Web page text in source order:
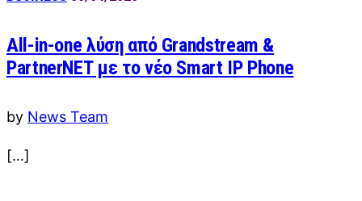
Αll-in-one λύση από Grandstream &
PartnerNET με το νέο Smart IP Phone
by News Team
[…]